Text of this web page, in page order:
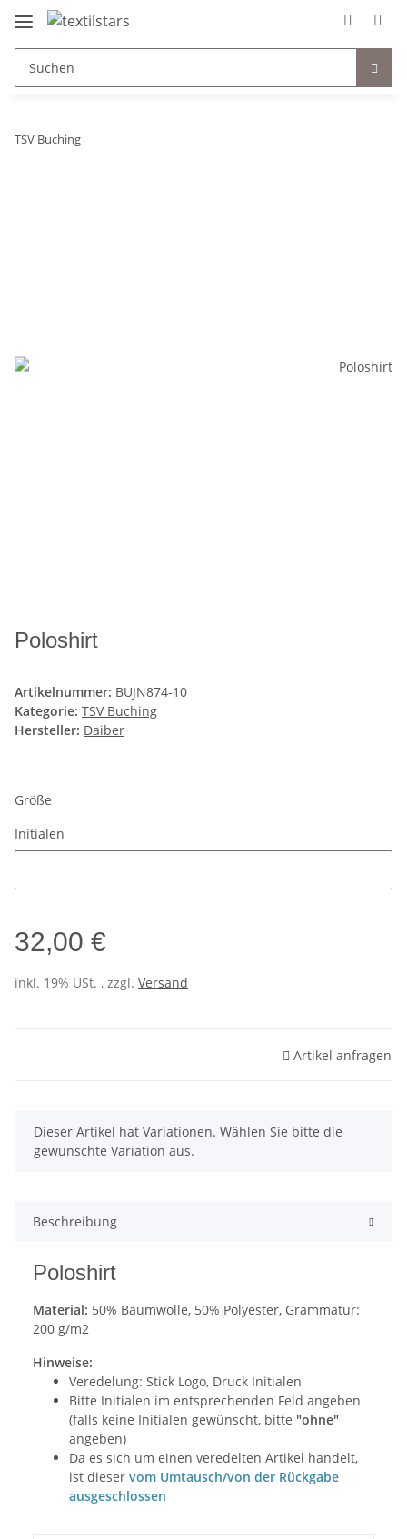
TSV Buching
Poloshirt
Artikelnummer: BUJN874-10
Kategorie: TSV Buching
Hersteller: Daiber
Größe
Initialen
32,00 €
inkl. 19% USt. , zzgl. Versand
Artikel anfragen
x
Dieser Artikel hat Variationen. Wählen Sie bitte die
gewünschte Variation aus.
Beschreibung
Poloshirt
Material: 50% Baumwolle, 50% Polyester, Grammatur:
200 g/m2
Hinweise:
Veredelung: Stick Logo, Druck Initialen
Bitte Initialen im entsprechenden Feld angeben
(falls keine Initialen gewünscht, bitte "ohne"
angeben)
Da es sich um einen veredelten Artikel handelt,
ist dieser vom Umtausch/von der Rückgabe
ausgeschlossen